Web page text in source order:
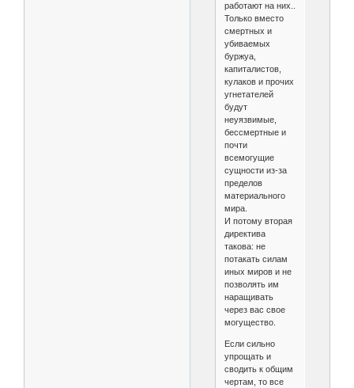
работают на них..
Только вместо
смертных и
убиваемых
буржуа,
капиталистов,
кулаков и прочих
угнетателей
будут
неуязвимые,
бессмертные и
почти
всемогущие
сущности из-за
пределов
материального
мира.
И потому вторая
директива
такова: не
потакать силам
иных миров и не
позволять им
наращивать
через вас свое
могущество.
Если сильно
упрощать и
сводить к общим
чертам, то все